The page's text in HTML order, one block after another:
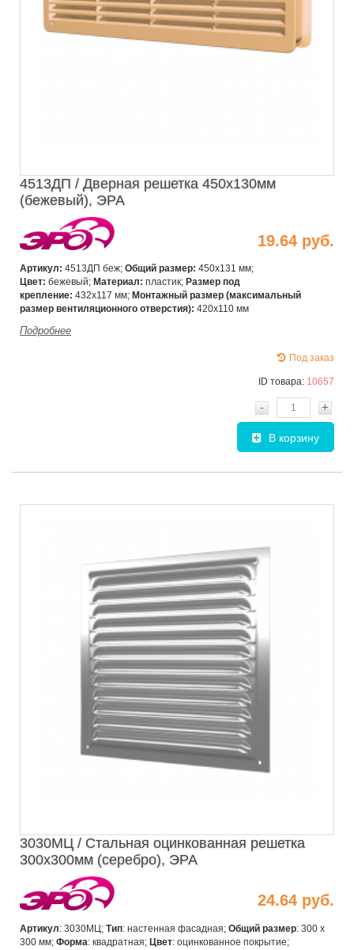
4513ДП / Дверная решетка 450х130мм
(бежевый), ЭРА
19.64 руб.
Артикул: 4513ДП беж; Общий размер: 450х131 мм;
Цвет: бежевый; Материал: пластик; Размер под
крепление: 432х117 мм; Монтажный размер (максимальный
размер вентиляционного отверстия): 420х110 мм
Подробнее
Под заказ
ID товара: 10657
- +
В корзину
3030МЦ / Стальная оцинкованная решетка
300х300мм (серебро), ЭРА
24.64 руб.
Артикул: 3030МЦ; Тип: настенная фасадная; Общий размер: 300 х
300 мм; Форма: квадратная; Цвет: оцинкованное покрытие;